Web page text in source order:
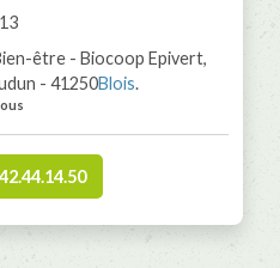
être - Biocoop Epivert,
- 41250Blois.